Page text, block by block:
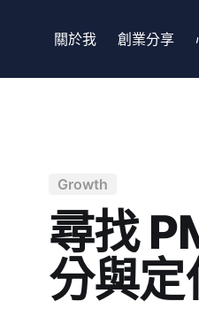
關於我 創業分享
Growth
尋找
分與定